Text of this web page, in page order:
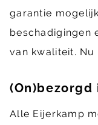
garantie
beschadigingen
van kwaliteit. Nu
(On)bezorgd
Alle Eijerkamp